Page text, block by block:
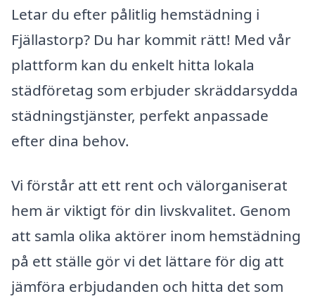
Letar du efter pålitlig hemstädning i
Fjällastorp? Du har kommit rätt! Med vår
plattform kan du enkelt hitta lokala
städföretag som erbjuder skräddarsydda
städningstjänster, perfekt anpassade
efter dina behov.
Vi förstår att ett rent och välorganiserat
hem är viktigt för din livskvalitet. Genom
att samla olika aktörer inom hemstädning
på ett ställe gör vi det lättare för dig att
jämföra erbjudanden och hitta det som